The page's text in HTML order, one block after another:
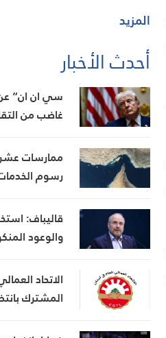
المزيد
أحدث الأخبار
سي ان ان”
غاضب من
المفاوضات
ممارسات
رسوم
قاليباف:
والوعود
الاتحاد
المشترك